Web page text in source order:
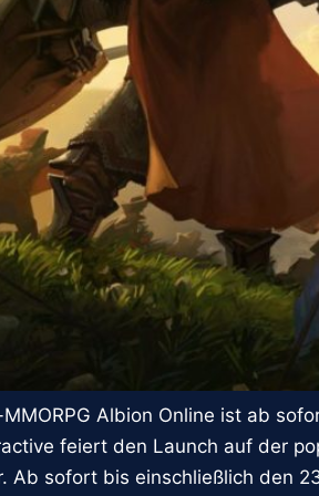
Albion Online ist ab
feiert den Launch auf der
Ab sofort bis einschließlich den